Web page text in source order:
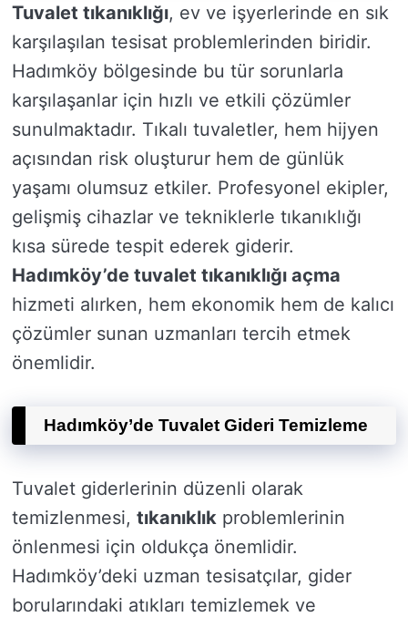
Tuvalet tıkanıklığı, ev ve işyerlerinde en sık
karşılaşılan tesisat problemlerinden biridir.
Hadımköy bölgesinde bu tür sorunlarla
karşılaşanlar için hızlı ve etkili çözümler
sunulmaktadır. Tıkalı tuvaletler, hem hijyen
açısından risk oluşturur hem de günlük
yaşamı olumsuz etkiler. Profesyonel ekipler,
gelişmiş cihazlar ve tekniklerle tıkanıklığı
kısa sürede tespit ederek giderir.
Hadımköy’de tuvalet tıkanıklığı açma
hizmeti alırken, hem ekonomik hem de kalıcı
çözümler sunan uzmanları tercih etmek
önemlidir.
Hadımköy’de Tuvalet Gideri Temizleme
Tuvalet giderlerinin düzenli olarak
temizlenmesi, tıkanıklık problemlerinin
önlenmesi için oldukça önemlidir.
Hadımköy’deki uzman tesisatçılar, gider
borularındaki atıkları temizlemek ve